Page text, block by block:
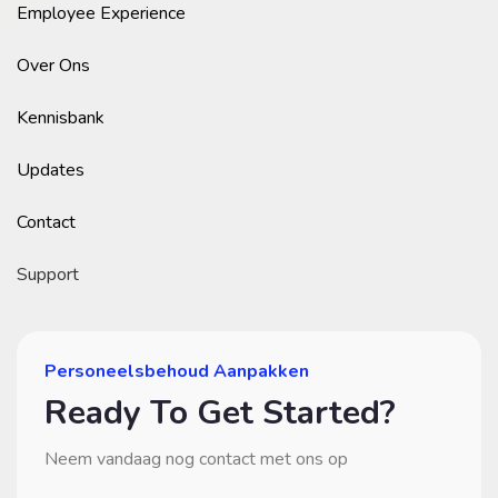
Employee Experience
Over Ons
Kennisbank
Updates
Contact
Support
Personeelsbehoud Aanpakken
Ready To Get Started?
Neem vandaag nog contact met ons op